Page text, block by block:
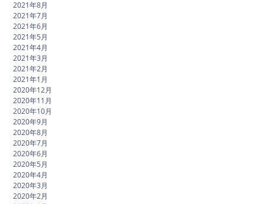
2021年8月
2021年7月
2021年6月
2021年5月
2021年4月
2021年3月
2021年2月
2021年1月
2020年12月
2020年11月
2020年10月
2020年9月
2020年8月
2020年7月
2020年6月
2020年5月
2020年4月
2020年3月
2020年2月